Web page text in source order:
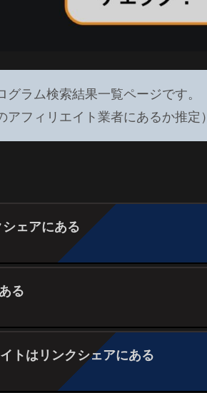
グラム検索結果一覧ページです。
フィリエイト業者にあるか推定）
ェアにある
る
トはリンクシェアにある